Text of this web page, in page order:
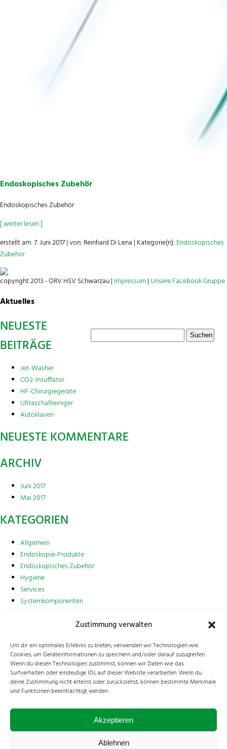
Zustimmung verwalten
Um dir ein optimales Erlebnis zu bieten, verwenden wir Technologien wie
Cookies, um Geräteinformationen zu speichern und/oder darauf zuzugreifen.
Wenn du diesen Technologien zustimmst, können wir Daten wie das
Surfverhalten oder eindeutige IDs auf dieser Website verarbeiten. Wenn du
deine Zustimmung nicht erteilst oder zurückziehst, können bestimmte Merkmale
und Funktionen beeinträchtigt werden.
Akzeptieren
Ablehnen
Endoskopisches Zubehör
Endoskopisches Zubehör
[ weiter lesen ]
erstellt am: 7. Juni 2017 | von: Reinhard Di Lena | Kategorie(n): Endoskopisches
Zubehör
copyright 2013 - ÖRV HSV Schwarzau | Impressum| Unsere Facebook Gruppe
Aktuelles
NEUESTE
BEITRÄGE
Jet-Washer
CO2-Insufflator
HF-Chirurgiegeräte
Ultraschallreiniger
Autoklaven
NEUESTE KOMMENTARE
ARCHIV
Juni 2017
Mai 2017
KATEGORIEN
Allgemein
Endoskopie-Produkte
Endoskopisches Zubehör
Hygiene
Services
Systemkomponenten
Anmelden
Eintrags-Feed
Kommentar-Feed
WordPress.org
Reinhard Di Lena GmbH